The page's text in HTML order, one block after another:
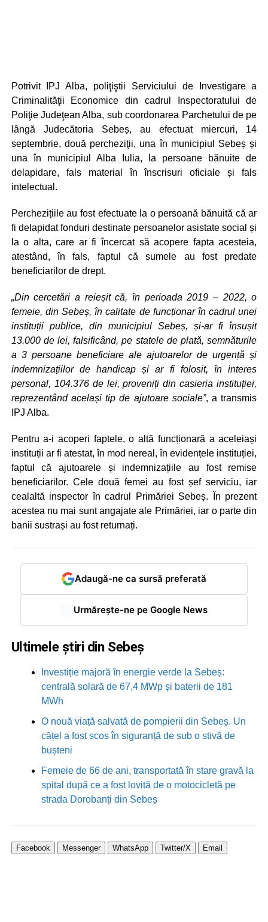
Potrivit IPJ Alba, poliţiştii Serviciului de Investigare a
Criminalităţii Economice din cadrul Inspectoratului de
Poliţie Judeţean Alba, sub coordonarea Parchetului de pe
lângă Judecătoria Sebeș, au efectuat miercuri, 14
septembrie, două percheziţii, una în municipiul Sebeș și
una în municipiul Alba Iulia, la persoane bănuite de
delapidare, fals material în înscrisuri oficiale și fals
intelectual.
Perchezițiile au fost efectuate la o persoană bănuită că ar
fi delapidat fonduri destinate persoanelor asistate social și
la o alta, care ar fi încercat să acopere fapta acesteia,
atestând, în fals, faptul că sumele au fost predate
beneficiarilor de drept.
„Din cercetări a reieșit că, în perioada 2019 – 2022, o
femeie, din Sebeș, în calitate de funcționar în cadrul unei
instituții publice, din municipiul Sebeș, și-ar fi însușit
13.000 de lei, falsificând, pe statele de plată, semnăturile
a 3 persoane beneficiare ale ajutoarelor de urgență și
indemnizațiilor de handicap și ar fi folosit, în interes
personal, 104.376 de lei, proveniți din casieria instituției,
reprezentând același tip de ajutoare sociale”, a transmis
IPJ Alba.
Pentru a-i acoperi faptele, o altă funcționară a aceleiași
instituții ar fi atestat, în mod nereal, în evidențele instituției,
faptul că ajutoarele și indemnizațiile au fost remise
beneficiarilor. Cele două femei au fost șef serviciu, iar
cealaltă inspector în cadrul Primăriei Sebeș. În prezent
acestea nu mai sunt angajate ale Primăriei, iar o parte din
banii sustrași au fost returnați.
Adaugă-ne ca sursă preferată
Urmărește-ne pe Google News
Ultimele știri din Sebeș
Investiție majoră în energie verde la Sebeș:
centrală solară de 67,4 MWp și baterii de 181
MWh
O nouă viață salvată de pompierii din Sebeș. Un
cățel a fost scos în siguranță de sub o stivă de
bușteni
Femeie de 66 de ani, transportată în stare gravă la
spital după ce a fost lovită de o motocicletă pe
strada Dorobanți din Sebeș
Facebook Messenger WhatsApp Twitter/X Email